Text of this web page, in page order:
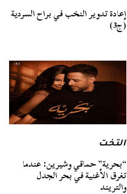
إعادة تدوير النخب في براح السردية
(ج3)
التخت
“بحرية” حماقي وشيرين: عندما
تغرق الأغنية في بحر الجدل
والتريند